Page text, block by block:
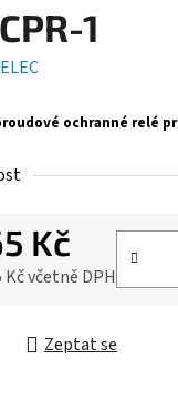
1
ochranné relé
Kč
Kč včetně DPH
Zeptat se